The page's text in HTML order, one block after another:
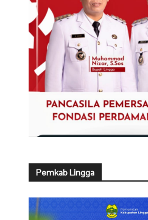
Pemkab Lingga